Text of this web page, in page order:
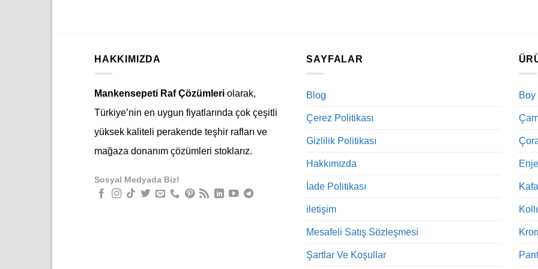
HAKKIMIZDA
Mankensepeti Raf Çözümleri olarak,
Türkiye’nin en uygun fiyatlarında çok çeşitli
yüksek kaliteli perakende teşhir rafları ve
mağaza donanım çözümleri stoklarız.
Sosyal Medyada Biz!
SAYFALAR
Blog
Çerez Politikası
Gizlilik Politikası
Hakkımızda
İade Politikası
iletişim
Mesafeli Satış Sözleşmesi
Şartlar Ve Koşullar
Boy